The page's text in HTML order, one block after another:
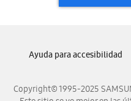
Copyright© 1995-2025
Ayuda para accesibilidad